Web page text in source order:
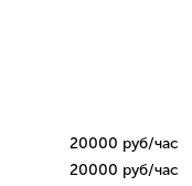
20000 руб/час
20000 руб/час